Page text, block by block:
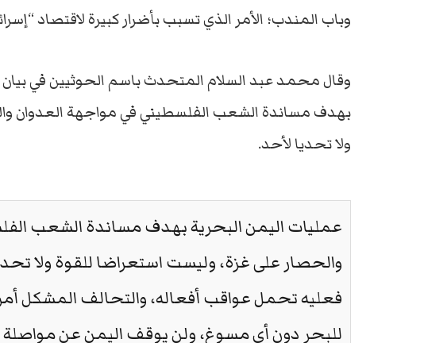
وباب المندب؛ الأمر الذي تسبب بأضرار كبيرة لاقتصاد
وقال محمد عبد السلام المتحدث باسم الحوثيين في بيان
بهدف مساندة الشعب الفلسطيني في مواجهة العدوان
ولا تحديا لأحد.
عمليات اليمن البحرية بهدف مساندة الشعب
والحصار على غزة، وليست استعراضا للقوة ولا
فعليه تحمل عواقب أفعاله، والتحالف المشكل
للبحر دون أي مسوغ، ولن يوقف اليمن عن مواصلة